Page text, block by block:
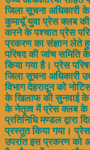
जिला सूचना अधिकारी के
कुमायूॅ युवा प्रेस क्लब की
करने के पश्चात प्रेस
प्रकरण का संज्ञान लेते
परिषद की जांच
किया गया है। प्रेस
जिला सूचना अधिकारी
विभाग देहरादून को
के खिलाफ की सुनवाई के
के नेतृत्व में प्रेस क्लब के
प्रतिनिधि मण्डल द्वारा
प्रस्तुत किया गया। प्रेस
उपरांत इस प्रकरण को